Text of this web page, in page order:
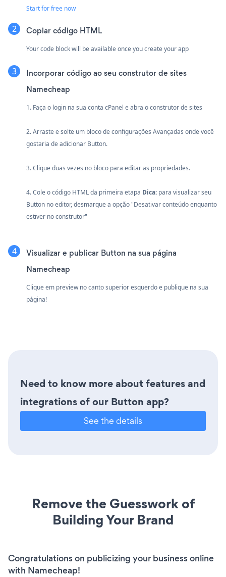
Start for free now
Copiar código HTML
Your code block will be available once you create your app
Incorporar código ao seu construtor de sites
Namecheap
1. Faça o login na sua conta cPanel e abra o construtor de sites
2. Arraste e solte um bloco de configurações Avançadas onde você
gostaria de adicionar Button.
3. Clique duas vezes no bloco para editar as propriedades.
4. Cole o código HTML da primeira etapa Dica: para visualizar seu
Button no editor, desmarque a opção "Desativar conteúdo enquanto
estiver no construtor"
Visualizar e publicar Button na sua página
Namecheap
Clique em preview no canto superior esquerdo e publique na sua
página!
Need to know more about features and
integrations of our Button app?
See the details
Remove the Guesswork of
Building Your Brand
Congratulations on publicizing your business online
with Namecheap!